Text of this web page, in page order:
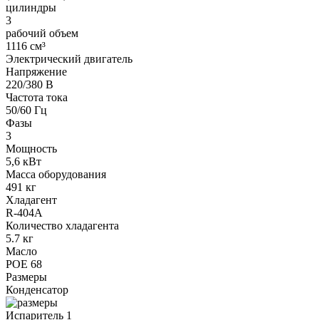
цилиндры
3
рабочий объем
1116 см³
Электрический двигатель
Напряжение
220/380 В
Частота тока
50/60 Гц
Фазы
3
Мощность
5,6 кВт
Масса оборудования
491 кг
Хладагент
R-404A
Количество хладагента
5.7 кг
Масло
POE 68
Размеры
Конденсатор
Испаритель 1